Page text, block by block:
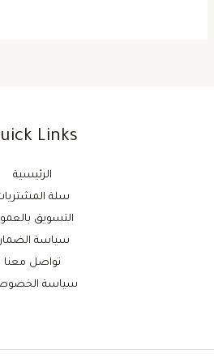
Links
الرئيسية
سلة
التسويق
سياسة
تواصل معنا
سياسة